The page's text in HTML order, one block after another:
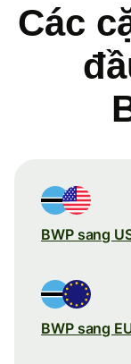
Các
BWP sang
BWP sang